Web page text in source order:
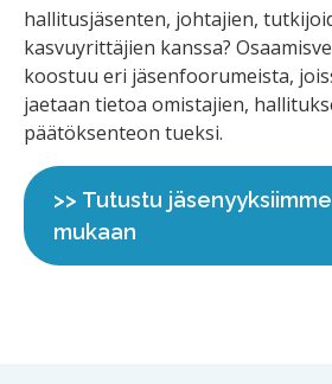
hallitusjäsenten, johtajien,
kasvuyrittäjien kanssa?
koostuu eri jäsenfoorumeista,
jaetaan tietoa omistajien,
päätöksenteon tueksi.
>> Tutustu
mukaan